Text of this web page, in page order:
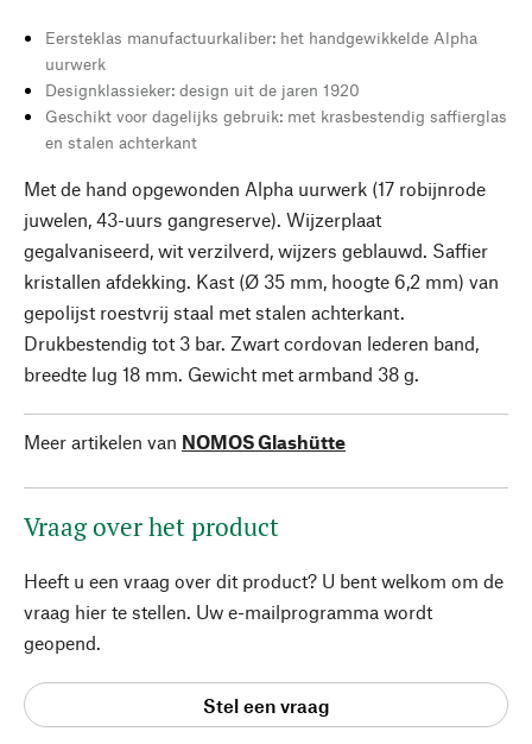
Eersteklas manufactuurkaliber: het handgewikkelde Alpha
uurwerk
Designklassieker: design uit de jaren 1920
Geschikt voor dagelijks gebruik: met krasbestendig saffierglas
en stalen achterkant
Met de hand opgewonden Alpha uurwerk (17 robijnrode
juwelen, 43-uurs gangreserve). Wijzerplaat
gegalvaniseerd, wit verzilverd, wijzers geblauwd. Saffier
kristallen afdekking. Kast (Ø 35 mm, hoogte 6,2 mm) van
gepolijst roestvrij staal met stalen achterkant.
Drukbestendig tot 3 bar. Zwart cordovan lederen band,
breedte lug 18 mm. Gewicht met armband 38 g.
Meer artikelen van NOMOS Glashütte
Vraag over het product
Heeft u een vraag over dit product? U bent welkom om de
vraag hier te stellen. Uw e-mailprogramma wordt
geopend.
Stel een vraag